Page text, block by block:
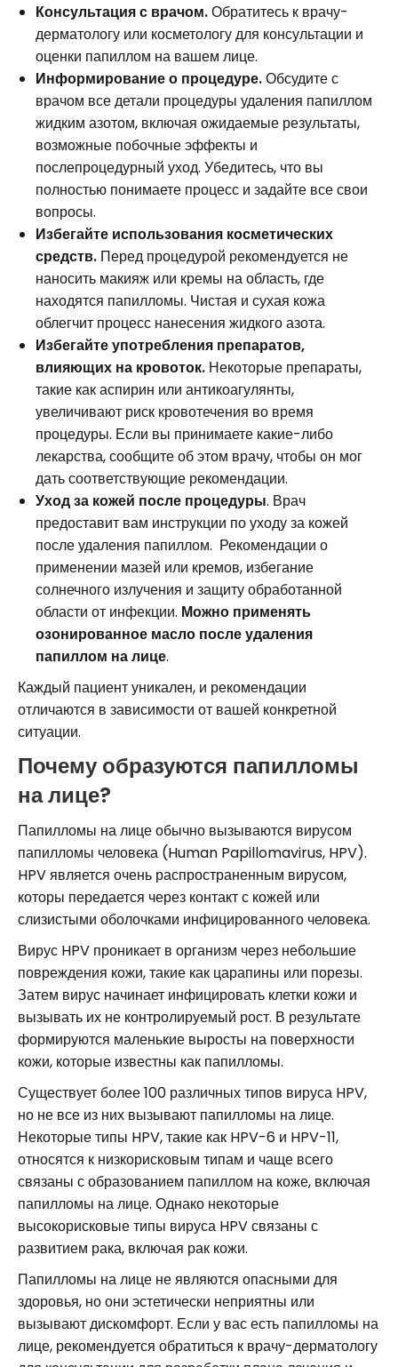
Консультация с врачом.Обратитесь к врачу-
дерматологу или косметологу для консультации и
оценки папиллом на вашем лице.
Информирование о процедуре.Обсудите с
врачом все детали процедуры удаления папиллом
жидким азотом, включая ожидаемые результаты,
возможные побочные эффекты и
послепроцедурный уход. Убедитесь, что вы
полностью понимаете процесс и задайте все свои
вопросы.
Избегайте использования косметических
средств. Перед процедурой рекомендуется не
наносить макияж или кремы на область, где
находятся папилломы. Чистая и сухая кожа
облегчит процесс нанесения жидкого азота.
Избегайте употребления препаратов,
влияющих на кровоток. Некоторые препараты,
такие как аспирин или антикоагулянты,
увеличивают риск кровотечения во время
процедуры. Если вы принимаете какие-либо
лекарства, сообщите об этом врачу, чтобы он мог
дать соответствующие рекомендации.
Уход за кожей после процедуры. Врач
предоставит вам инструкции по уходу за кожей
после удаления папиллом. Рекомендации о
применении мазей или кремов, избегание
солнечного излучения и защиту обработанной
области от инфекции. Можно применять
озонированное масло после удаления
папиллом на лице.
Каждый пациент уникален, и рекомендации
отличаются в зависимости от вашей конкретной
ситуации.
Почему образуются папилломы
на лице?
Папилломы на лице обычно вызываются вирусом
папилломы человека (Human Papillomavirus, HPV).
HPV является очень распространенным вирусом,
которы передается через контакт с кожей или
слизистыми оболочками инфицированного человека.
Вирус HPV проникает в организм через небольшие
повреждения кожи, такие как царапины или порезы.
Затем вирус начинает инфицировать клетки кожи и
вызывать их не контролируемый рост. В результате
формируются маленькие выросты на поверхности
кожи, которые известны как папилломы.
Существует более 100 различных типов вируса HPV,
но не все из них вызывают папилломы на лице.
Некоторые типы HPV, такие как HPV-6 и HPV-11,
относятся к низкорисковым типам и чаще всего
связаны с образованием папиллом на коже, включая
папилломы на лице. Однако некоторые
высокорисковые типы вируса HPV связаны с
развитием рака, включая рак кожи.
Папилломы на лице не являются опасными для
здоровья, но они эстетически неприятны или
вызывают дискомфорт. Если у вас есть папилломы на
лице, рекомендуется обратиться к врачу-дерматологу